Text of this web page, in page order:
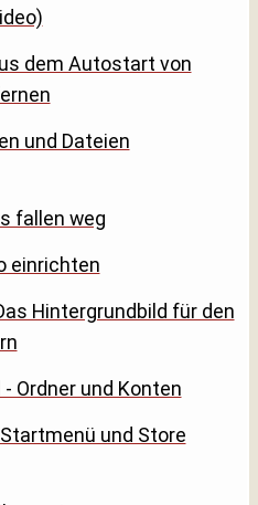
dem Autostart von
und Dateien
fallen weg
einrichten
Hintergrundbild für den
Ordner und Konten
und Store